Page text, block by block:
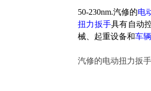
50-230nm.汽修的电
扭力扳手具有自动
械、起重设备和车
汽修的电动扭力扳